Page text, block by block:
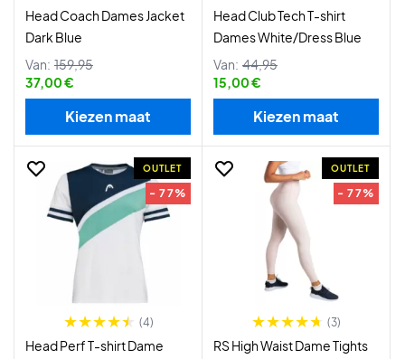
Head Coach Dames Jacket
Dark Blue
Van: 159,95
37,00 €
Kiezen maat
Head Club Tech T-shirt
Dames White/Dress Blue
Van: 44,95
15,00 €
Kiezen maat
OUTLET
- 77%
(4)
Head Perf T-shirt Dame
OUTLET
- 77%
(3)
RS High Waist Dame Tights